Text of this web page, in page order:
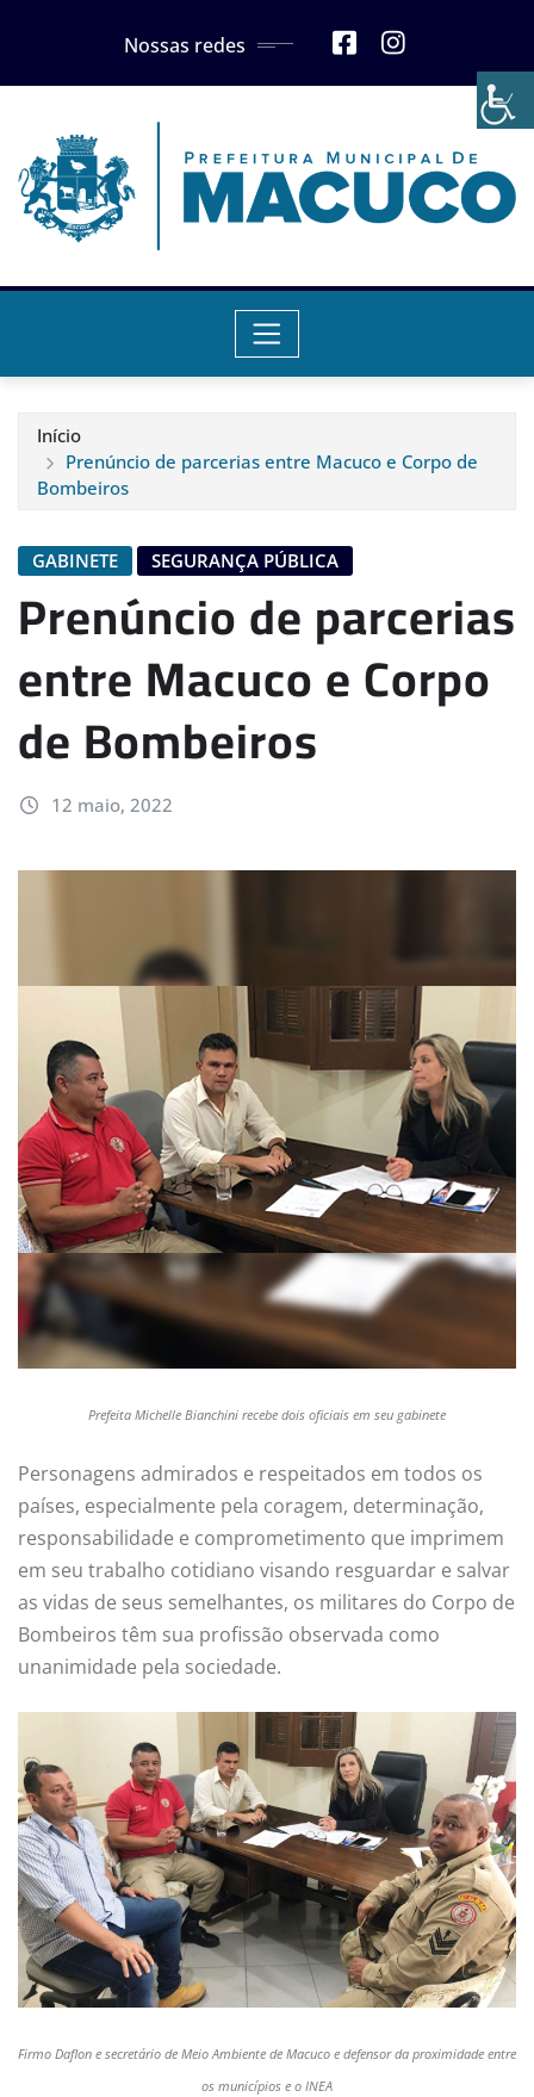
Nossas redes
Início
Prenúncio de parcerias entre Macuco e Corpo de
Bombeiros
GABINETE SEGURANÇA PÚBLICA
Prenúncio de parcerias
entre Macuco e Corpo
de Bombeiros
12 maio, 2022
Prefeita Michelle Bianchini recebe dois oficiais em seu gabinete
Personagens admirados e respeitados em todos os
países, especialmente pela coragem, determinação,
responsabilidade e comprometimento que imprimem
em seu trabalho cotidiano visando resguardar e salvar
as vidas de seus semelhantes, os militares do Corpo de
Bombeiros têm sua profissão observada como
unanimidade pela sociedade.
Firmo Daflon e secretário de Meio Ambiente de Macuco e defensor da proximidade entre
os municípios e o INEA